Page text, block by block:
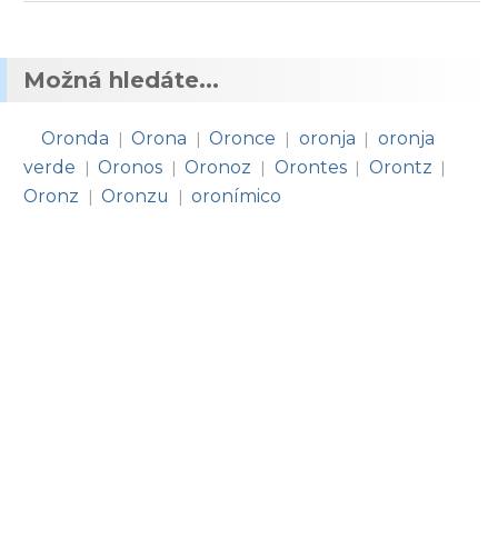
Možná hledáte...
Oronda | Orona | Oronce | oronja | oronja
verde
| Oronos | Oronoz | Orontes | Orontz |
Oronz | Oronzu | oronímico